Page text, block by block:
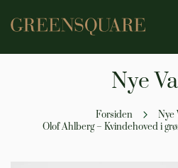
Nye
Forsiden
Nye
Olof Ahlberg – Kvindehoved i